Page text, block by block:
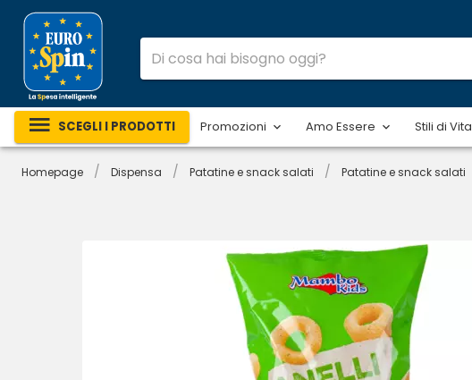
SCEGLI I PRODOTTI Promozioni Amo Essere Stili di Vita
Homepage / Dispensa / Patatine e snack salati / Patatine e snack salati